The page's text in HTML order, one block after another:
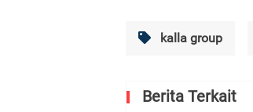
kalla group
Berita Terkait